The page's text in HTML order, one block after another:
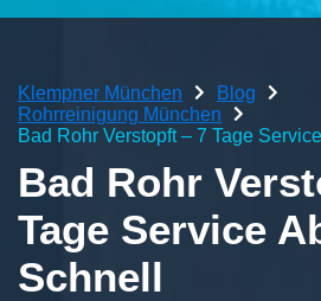
Klempner München
Blog
Rohrreinigung München
Bad Rohr Verstopft – 7 Tage
Bad Rohr
Tage Service
Schnell